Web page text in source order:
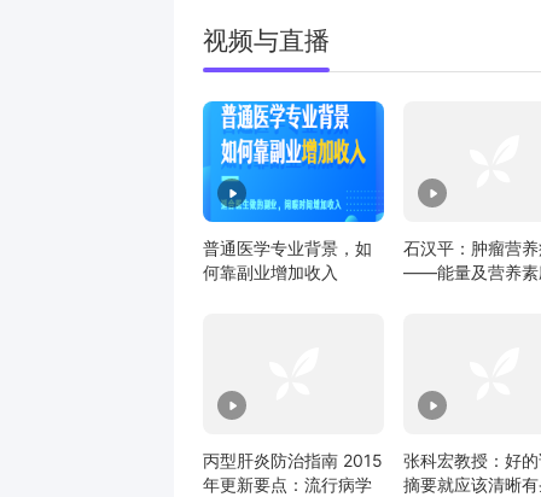
视频与直播
普通医学专业背景，如
何靠副业增加收入
石汉平：肿瘤营
——能量及营养素
丙型肝炎防治指南 2015
年更新要点：流行病学
张科宏教授：好
摘要就应该清晰